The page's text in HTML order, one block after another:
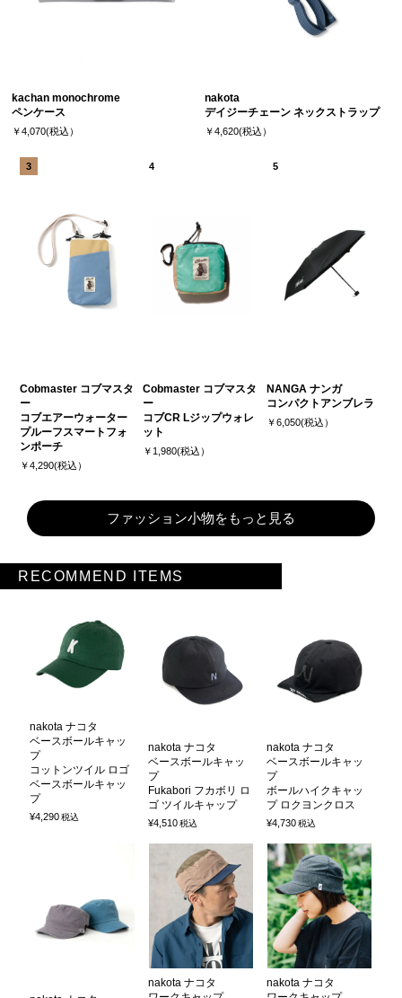
kachan monochrome
ペンケース
￥4,070(税込）
nakota
デイジーチェーン ネックストラップ
￥4,620(税込）
Cobmaster コブマスタ
ー
コブエアーウォーター
プルーフスマートフォ
ンポーチ
￥4,290(税込）
Cobmaster コブマスタ
ー
コブCR Lジップウォレ
ット
￥1,980(税込）
NANGA ナンガ
コンパクトアンブレラ
￥6,050(税込）
ファッション小物をもっと見る
RECOMMEND ITEMS
nakota ナコタ
ベースボールキャッ
プ
コットンツイル ロゴ
ベースボールキャッ
プ
¥4,290税込
nakota ナコタ
ベースボールキャッ
プ
Fukabori フカボリ ロ
ゴ ツイルキャップ
¥4,510税込
nakota ナコタ
ベースボールキャッ
プ
ボールハイクキャッ
プ ロクヨンクロス
¥4,730税込
nakota ナコタ
nakota ナコタ